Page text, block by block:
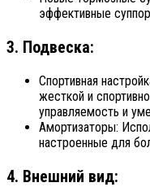
эффективные
3. Подвеска:
Спортивная
жесткой и
управляемость и
Амортизаторы:
настроенные для
4. Внешний вид: